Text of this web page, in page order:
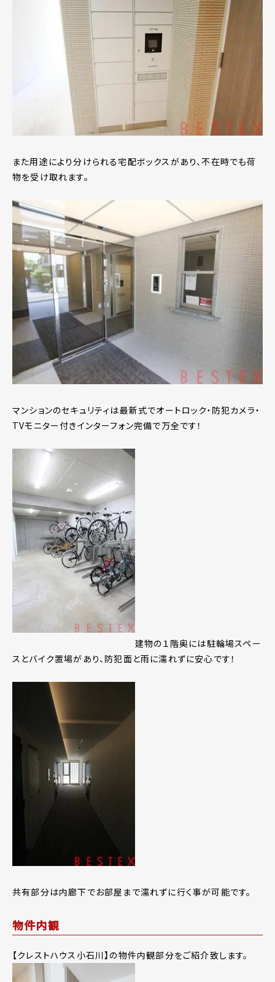
また用途により分けられる宅配ボックスがあり、不在時でも荷
物を受け取れます。
マンションのセキュリティは最新式でオートロック・防犯カメラ・
TVモニター付きインターフォン完備で万全です！
建物の１階奥には駐輪場スペー
スとバイク置場があり、防犯面と雨に濡れずに安心です！
共有部分は内廊下でお部屋まで濡れずに行く事が可能です。
物件内観
【クレストハウス小石川】の物件内観部分をご紹介致します。